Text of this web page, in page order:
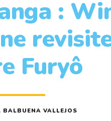
:
Furyô
BALBUENA VALLEJOS